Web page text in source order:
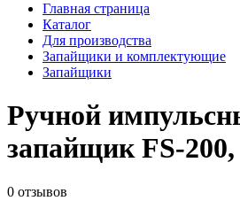
Главная страница
Каталог
Для производства
Запайщики и комплектующие
Запайщики
Ручной
запайщик FS-
0 отзывов